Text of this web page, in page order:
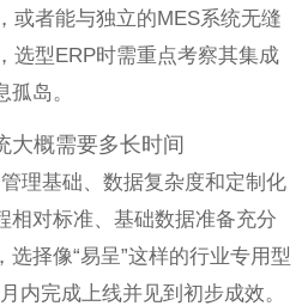
或者能与独立的MES系统无缝
选型ERP时需重点考察其集成
岛。
大概需要多长时间
理基础、数据复杂度和定制化
相对标准、基础数据准备充分
择像“易呈”这样的行业专用型
内完成上线并见到初步成效。